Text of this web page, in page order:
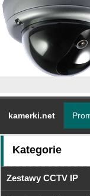
kamerki.net
Kategorie
Zestawy CCTV IP